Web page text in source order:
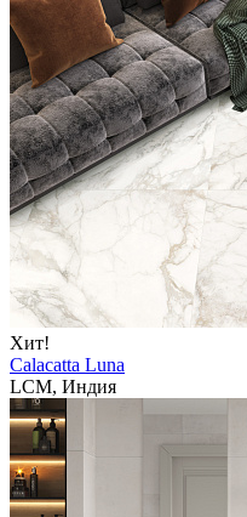
Хит!
Calacatta Luna
LCM, Индия